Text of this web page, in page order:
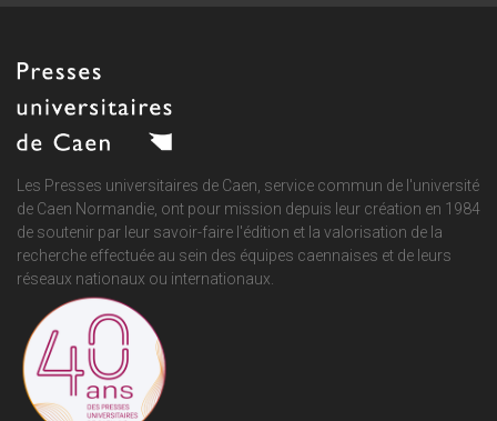
Les Presses universitaires de Caen, service commun de l'université
de Caen Normandie , ont pour mission depuis leur création en 1984
de soutenir par leur savoir-faire l'édition et la valorisation de la
recherche effectuée au sein des équipes caennaises et de leurs
réseaux nationaux ou internationaux.